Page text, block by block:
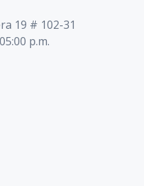
19 # 102-31
p.m.